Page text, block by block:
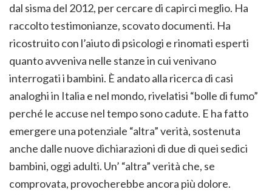
dal sisma del 2012, per cercare di capirci meglio. Ha
raccolto testimonianze, scovato documenti. Ha
ricostruito con l’aiuto di psicologi e rinomati esperti
quanto avveniva nelle stanze in cui venivano
interrogati i bambini. È andato alla ricerca di casi
analoghi in Italia e nel mondo, rivelatisi “bolle di fumo”
perché le accuse nel tempo sono cadute. E ha fatto
emergere una potenziale “altra” verità, sostenuta
anche dalle nuove dichiarazioni di due di quei sedici
bambini, oggi adulti. Un’ “altra” verità che, se
comprovata, provocherebbe ancora più dolore.